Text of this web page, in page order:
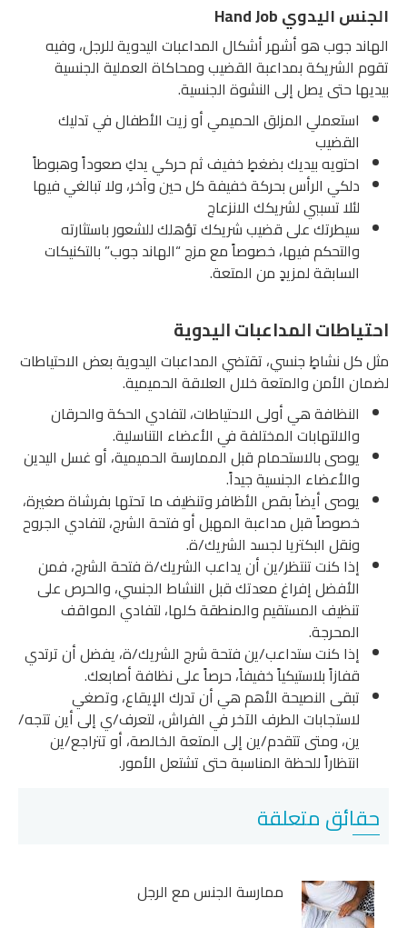
الجنس اليدويHand Job
الهاند جوب هو أشهر أشكال المداعبات اليدوية للرجل، وفيه
تقوم الشريكة بمداعبة القضيب ومحاكاة العملية الجنسية
بيديها حتى يصل إلى النشوة الجنسية.
استعملي المزلق الحميمي أو زيت الأطفال في تدليك
القضيب
احتويه بيديك بضغطٍ خفيف ثم حركي يدكِ صعوداً وهبوطاً
دلكي الرأس بحركة خفيفة كل حين وآخر، ولا تبالغي فيها
لئلا تسببي لشريكك الانزعاج
سيطرتك على قضيب شريكك تؤهلك للشعور باستثارته
والتحكم فيها، خصوصاً مع مزج “الهاند جوب” بالتكنيكات
السابقة لمزيدٍ من المتعة.
احتياطات المداعبات اليدوية
مثل كل نشاطٍ جنسي، تقتضي المداعبات اليدوية بعض الاحتياطات
لضمان الأمن والمتعة خلال العلاقة الحميمية.
النظافة هي أولى الاحتياطات، لتفادي الحكة والحرقان
والالتهابات المختلفة في الأعضاء التناسلية.
يوصى بالاستحمام قبل الممارسة الحميمية، أو غسل اليدين
والأعضاء الجنسية جيداً.
يوصى أيضاً بقص الأظافر وتنظيف ما تحتها بفرشاة صغيرة،
خصوصاً قبل مداعبة المهبل أو فتحة الشرج، لتفادي الجروح
ونقل البكتريا لجسد الشريك/ة.
إذا كنت تنتظر/ين أن يداعب الشريك/ة فتحة الشرج، فمن
الأفضل إفراغ معدتك قبل النشاط الجنسي، والحرص على
تنظيف المستقيم والمنطقة كلها، لتفادي المواقف
المحرجة.
إذا كنت ستداعب/ين فتحة شرج الشريك/ة، يفضل أن ترتدي
قفازاً بلاستيكياً خفيفاً، حرصاً على نظافة أصابعك.
تبقى النصيحة الأهم هي أن تدرك الإيقاع، وتصغي
لاستجابات الطرف الآخر في الفراش، لتعرف/ي إلى أين تتجه/
ين، ومتى تتقدم/ين إلى المتعة الخالصة، أو تتراجع/ين
انتظاراً للحظة المناسبة حتى تشتعل الأمور.
حقائق متعلقة
ممارسة الجنس مع الرجل